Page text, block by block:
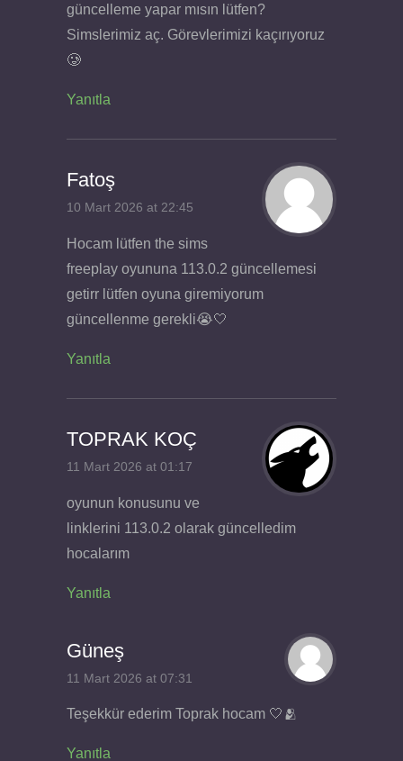
güncelleme yapar mısın lütfen?
Simslerimiz aç. Görevlerimizi kaçırıyoruz
🥲
Yanıtla
Fatoş
10 Mart 2026 at 22:45
Hocam lütfen the sims
freeplay oyununa 113.0.2 güncellemesi
getirr lütfen oyuna giremiyorum
güncellenme gerekli😭🤍
Yanıtla
TOPRAK KOÇ
11 Mart 2026 at 01:17
oyunun konusunu ve
linklerini 113.0.2 olarak güncelledim
hocalarım
Yanıtla
Güneş
11 Mart 2026 at 07:31
Teşekkür ederim Toprak hocam 🤍🫂
Yanıtla